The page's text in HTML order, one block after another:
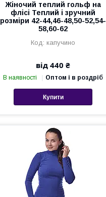
Жіночий теплий гольф на
флісі Теплий і зручний
розміри 42-44,46-48,50-52,54-
58,60-62
капучино
від 440 ₴
В наявності Оптом і в роздріб
Купити